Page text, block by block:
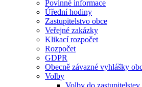
Povinné informace
Úřední hodiny
Zastupitelstvo obce
Veřejné zakázky
Klikací rozpočet
Rozpočet
GDPR
Obecně závazné vyhlášky
Volby
Volby do zastupitelstev